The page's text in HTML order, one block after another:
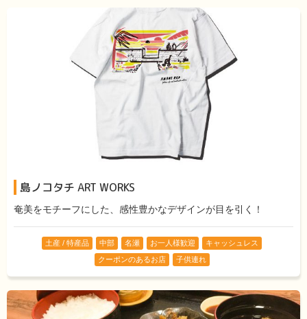
島ノコタチ ART WORKS
奄美をモチーフにした、感性豊かなデザインが目を引く！
土産 / 特産品 中部 名瀬 お一人様歓迎
キャッシュレス
クーポンのあるお店
子供連れ